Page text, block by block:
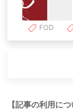
FOD
【記事の利用につ